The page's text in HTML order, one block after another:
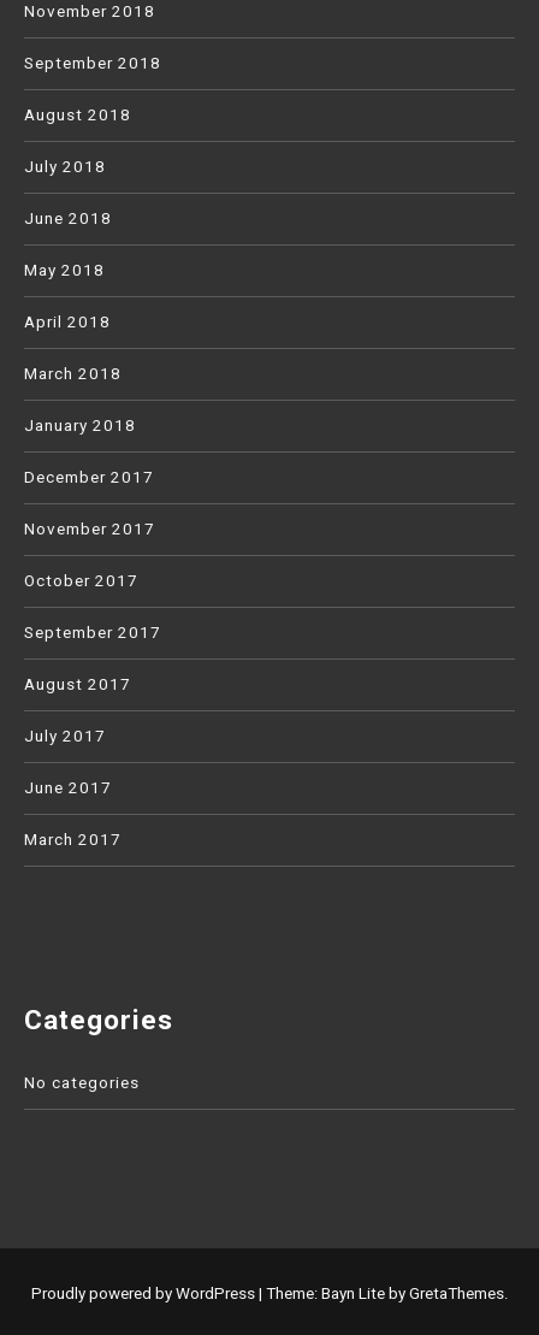
November 2018
September 2018
August 2018
July 2018
June 2018
May 2018
April 2018
March 2018
January 2018
December 2017
November 2017
October 2017
September 2017
August 2017
July 2017
June 2017
March 2017
Categories
No categories
Proudly powered by WordPress | Theme: Bayn Lite by GretaThemes.